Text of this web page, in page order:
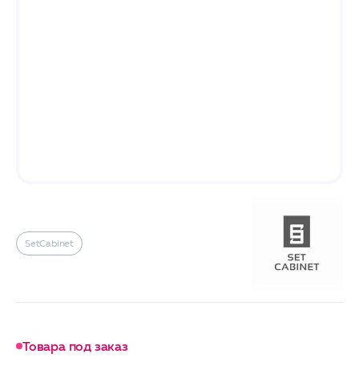
SetCabinet
Товара под заказ